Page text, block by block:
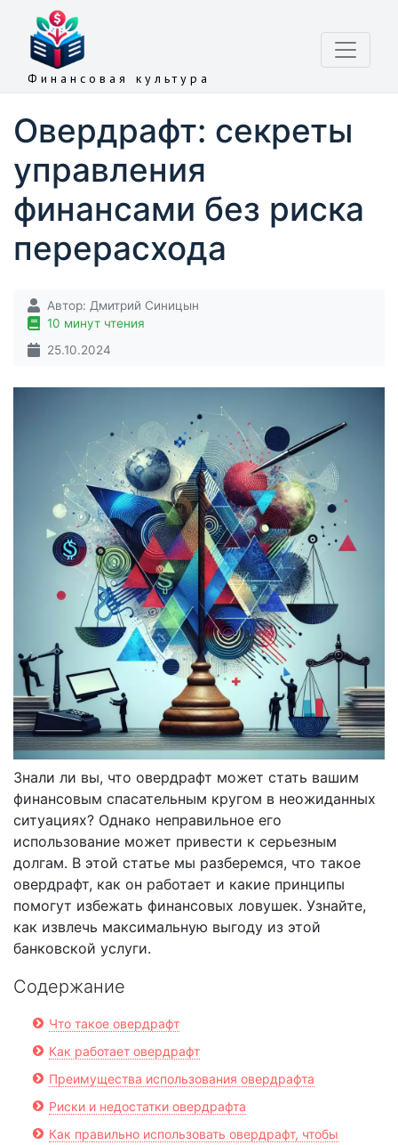
Финансовая культура
Овердрафт: секреты
управления
финансами без риска
перерасхода
Автор: Дмитрий Синицын
10 минут чтения
25.10.2024
Знали ли вы, что овердрафт может стать вашим
финансовым спасательным кругом в неожиданных
ситуациях? Однако неправильное его
использование может привести к серьезным
долгам. В этой статье мы разберемся, что такое
овердрафт, как он работает и какие принципы
помогут избежать финансовых ловушек. Узнайте,
как извлечь максимальную выгоду из этой
банковской услуги.
Содержание
Что такое овердрафт
Как работает овердрафт
Преимущества использования овердрафта
Риски и недостатки овердрафта
Как правильно использовать овердрафт, чтобы